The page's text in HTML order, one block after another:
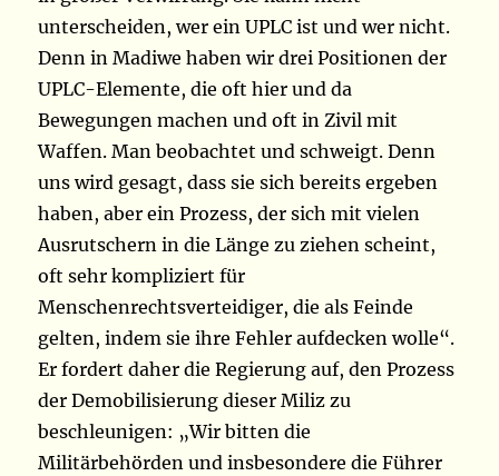
unterscheiden, wer ein UPLC ist und wer nicht.
Denn in Madiwe haben wir drei Positionen der
UPLC-Elemente, die oft hier und da
Bewegungen machen und oft in Zivil mit
Waffen. Man beobachtet und schweigt. Denn
uns wird gesagt, dass sie sich bereits ergeben
haben, aber ein Prozess, der sich mit vielen
Ausrutschern in die Länge zu ziehen scheint,
oft sehr kompliziert für
Menschenrechtsverteidiger, die als Feinde
gelten, indem sie ihre Fehler aufdecken wolle“.
Er fordert daher die Regierung auf, den Prozess
der Demobilisierung dieser Miliz zu
beschleunigen: „Wir bitten die
Militärbehörden und insbesondere die Führer